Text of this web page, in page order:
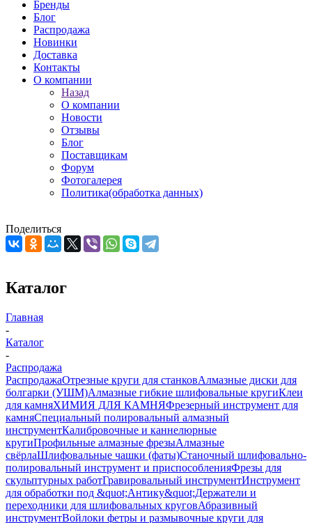
Бренды
Блог
Распродажа
Новинки
Доставка
Контакты
О компании
Назад
О компании
Новости
Отзывы
Блог
Поставщикам
Форум
Фотогалерея
Политика(обработка данных)
Поделиться
Каталог
Главная
-
Каталог
-
Распродажа
РаспродажаОтрезные круги для станковАлмазные диски для
болгарки (УШМ)Алмазные гибкие шлифовальные кругиКлеи
для камняХИМИЯ ДЛЯ КАМНЯФрезерный инструмент для
камняСпециальный полировальный алмазный
инструментКалибровочные и каннелюрные
кругиПрофильные алмазные фрезыАлмазные
свёрлаШлифовальные чашки (фаты)Станочный шлифовально-
полировальный инструмент и приспособленияФрезы для
скульптурных работГравировальный инструментИнструмент
для обработки под &quot;Антику&quot;Держатели и
переходники для шлифовальных круговАбразивный
инструментВойлоки фетры и размывочные круги для